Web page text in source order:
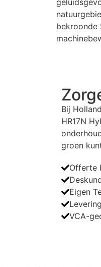
bekroonde
Bij
HR17N
groen
Offerte
Eigen
VCA-